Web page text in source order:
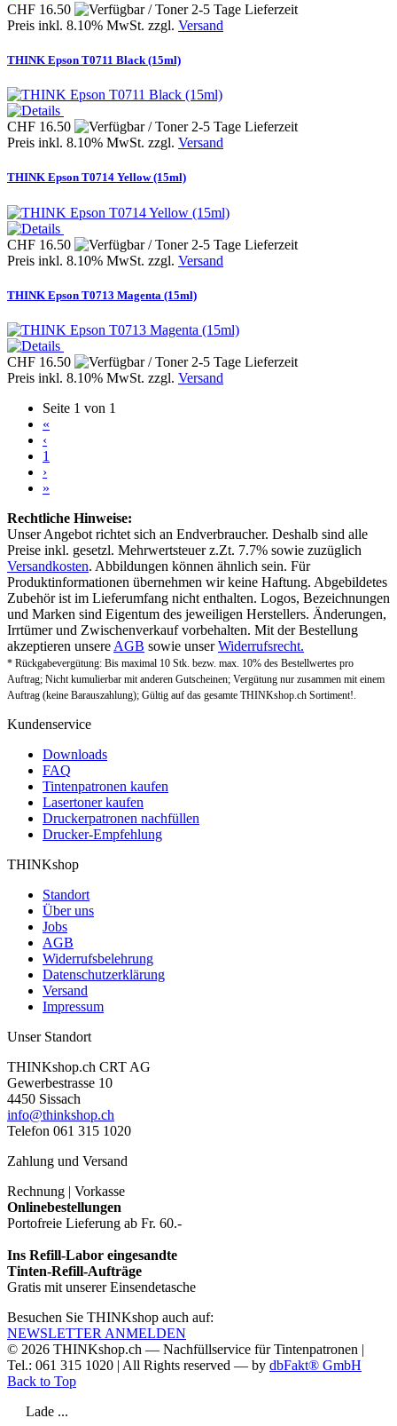
CHF 16.50
Preis inkl. 8.10% MwSt. zzgl. Versand
THINK Epson T0711 Black (15ml)
CHF 16.50
Preis inkl. 8.10% MwSt. zzgl. Versand
THINK Epson T0714 Yellow (15ml)
CHF 16.50
Preis inkl. 8.10% MwSt. zzgl. Versand
THINK Epson T0713 Magenta (15ml)
CHF 16.50
Preis inkl. 8.10% MwSt. zzgl. Versand
Seite 1 von 1
«
‹
1
›
»
Rechtliche Hinweise:
Unser Angebot richtet sich an Endverbraucher. Deshalb sind alle
Preise inkl. gesetzl. Mehrwertsteuer z.Zt. 7.7% sowie zuzüglich
Versandkosten. Abbildungen können ähnlich sein. Für
Produktinformationen übernehmen wir keine Haftung. Abgebildetes
Zubehör ist im Lieferumfang nicht enthalten. Logos, Bezeichnungen
und Marken sind Eigentum des jeweiligen Herstellers. Änderungen,
Irrtümer und Zwischenverkauf vorbehalten. Mit der Bestellung
akzeptieren unsere AGB sowie unserWiderrufsrecht.
* Rückgabevergütung: Bis maximal 10 Stk. bezw. max. 10% des Bestellwertes pro
Auftrag; Nicht kumulierbar mit anderen Gutscheinen; Vergütung nur zusammen mit einem
Auftrag (keine Barauszahlung); Gültig auf das gesamte THINKshop.ch Sortiment!.
Kundenservice
Downloads
FAQ
Tintenpatronen kaufen
Lasertoner kaufen
Druckerpatronen nachfüllen
Drucker-Empfehlung
THINKshop
Standort
Über uns
Jobs
AGB
Widerrufsbelehrung
Datenschutzerklärung
Versand
Impressum
Unser Standort
THINKshop.ch CRT AG
Gewerbestrasse 10
4450 Sissach
info@thinkshop.ch
Telefon 061 315 1020
Zahlung und Versand
Rechnung | Vorkasse
Onlinebestellungen
Portofreie Lieferung ab Fr. 60.-
Ins Refill-Labor eingesandte
Tinten-Refill-Aufträge
Gratis mit unserer Einsendetasche
Besuchen Sie THINKshop auch auf:
NEWSLETTER ANMELDEN
© 2026 THINKshop.ch — Nachfüllservice fürTintenpatronen |
Tel.: 061 315 1020 | All Rights reserved — by dbFakt® GmbH
Back to Top
Lade ...